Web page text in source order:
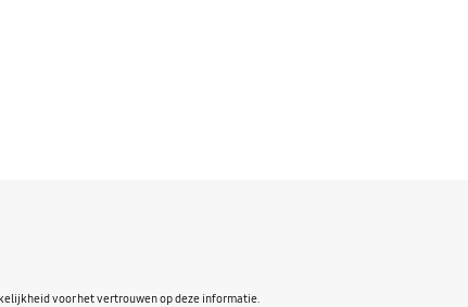
voor het vertrouwen op deze informatie.